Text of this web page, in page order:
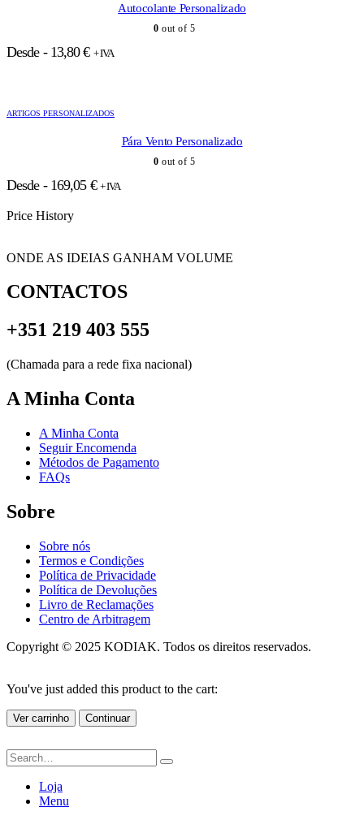
Autocolante Personalizado
0 out of 5
Desde - 13,80€ + IVA
ARTIGOS PERSONALIZADOS
Pára Vento Personalizado
0 out of 5
Desde - 169,05 € + IVA
Price History
ONDE AS IDEIAS GANHAM VOLUME
CONTACTOS
+351 219 403 555
(Chamada para a rede fixa nacional)
A Minha Conta
A Minha Conta
Seguir Encomenda
Métodos de Pagamento
FAQs
Sobre
Sobre nós
Termos e Condições
Política de Privacidade
Política de Devoluções
Livro de Reclamações
Centro de Arbitragem
Copyright © 2025 KODIAK. Todos os direitos reservados.
You've just added this product to the cart:
Ver carrinho Continuar
Loja
Menu